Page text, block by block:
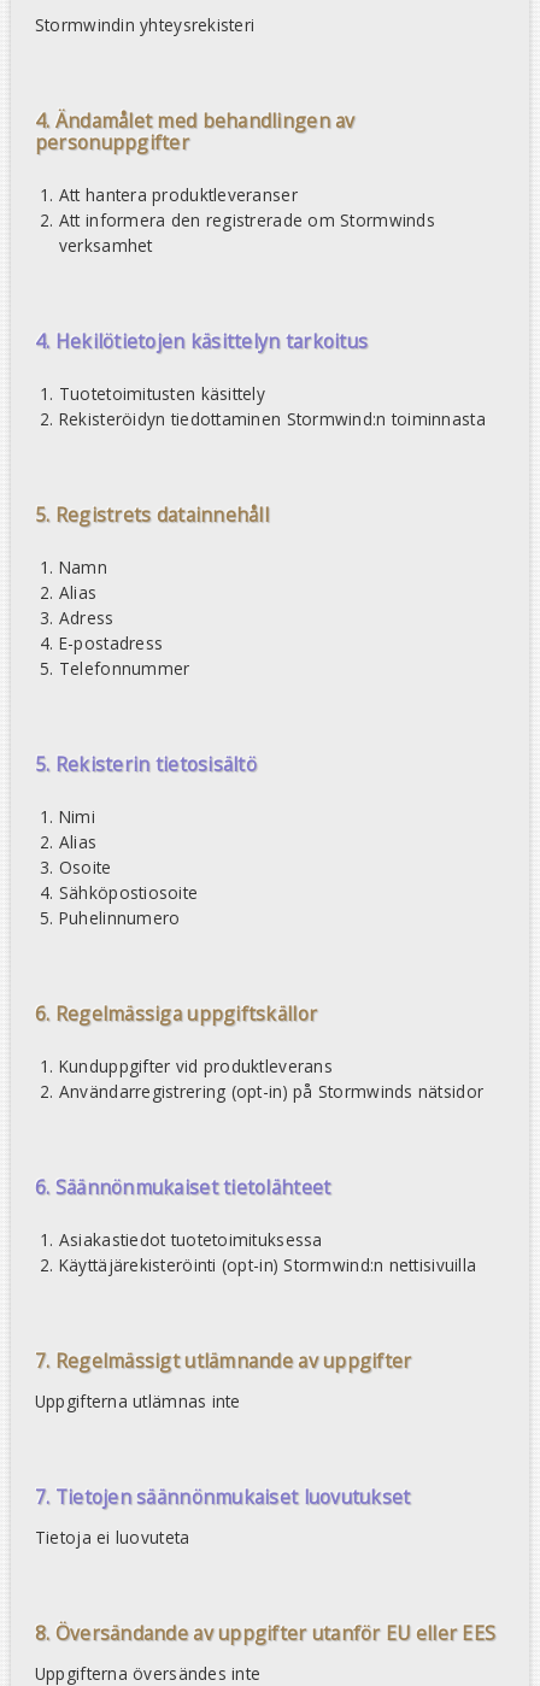
Stormwindin yhteysrekisteri
4. Ändamålet med behandlingen av
personuppgifter
Att hantera produktleveranser
Att informera den registrerade om Stormwinds
verksamhet
4. Hekilötietojen käsittelyn tarkoitus
Tuotetoimitusten käsittely
Rekisteröidyn tiedottaminen Stormwind:n toiminnasta
5. Registrets datainnehåll
Namn
Alias
Adress
E-postadress
Telefonnummer
5. Rekisterin tietosisältö
Nimi
Alias
Osoite
Sähköpostiosoite
Puhelinnumero
6. Regelmässiga uppgiftskällor
Kunduppgifter vid produktleverans
Användarregistrering (opt-in) på Stormwinds nätsidor
6. Säännönmukaiset tietolähteet
Asiakastiedot tuotetoimituksessa
Käyttäjärekisteröinti (opt-in) Stormwind:n nettisivuilla
7. Regelmässigt utlämnande av uppgifter
Uppgifterna utlämnas inte
7. Tietojen säännönmukaiset luovutukset
Tietoja ei luovuteta
8. Översändande av uppgifter utanför EU eller EES
Uppgifterna översändes inte